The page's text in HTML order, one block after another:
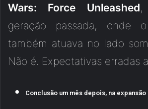
Wars: Force Unleashed,
geração passada, onde
também atuava no lado
Não é. Expectativas erradas
Conclusão um mês depois, na